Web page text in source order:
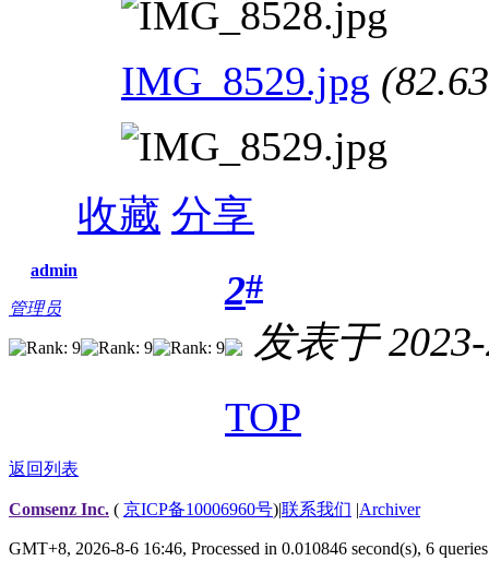
IMG_8529.jpg
收藏 分享
admin
管理员 2#
发表于
TOP
返回列表
Comsenz Inc. ( 京ICP备10006960号)|联系我们 |Archiver
GMT+8, 2026-8-6 16:46, Processed in 0.010846 second(s), 6 queries